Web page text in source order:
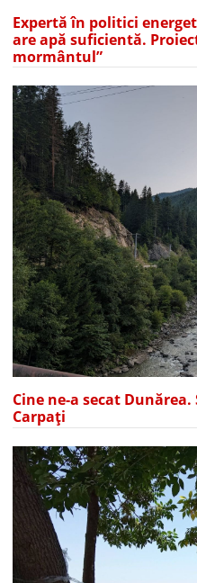
Expertă în politici
are apă suficientă.
mormântul”
Cine ne-a secat
Carpați